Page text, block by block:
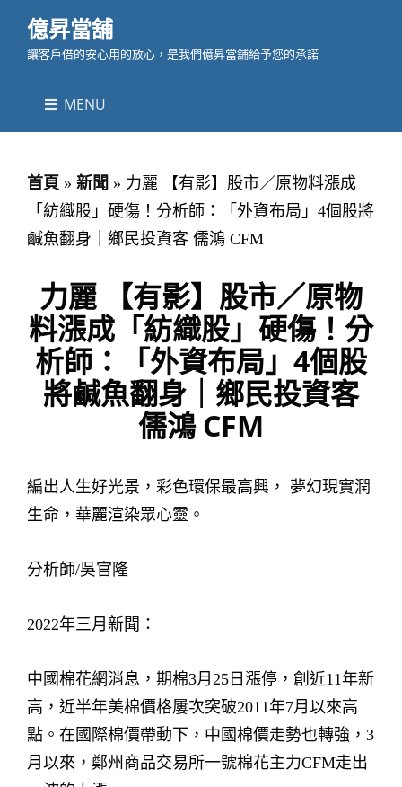
億昇當舖
讓客戶借的安心用的放心，是我們億昇當舖給予您的承諾
MENU
首頁 » 新聞 » 力麗 【有影】股市／原物料漲成
「紡織股」硬傷！分析師：「外資布局」4個股將
鹹魚翻身｜鄉民投資客 儒鴻 CFM
力麗 【有影】股市／原物
料漲成「紡織股」硬傷！分
析師：「外資布局」4個股
將鹹魚翻身｜鄉民投資客
儒鴻 CFM
編出人生好光景，彩色環保最高興， 夢幻現實潤
生命，華麗渲染眾心靈。
分析師/吳官隆
2022年三月新聞：
中國棉花網消息，期棉3月25日漲停，創近11年新
高，近半年美棉價格屢次突破2011年7月以來高
點。在國際棉價帶動下，中國棉價走勢也轉強，3
月以來，鄭州商品交易所一號棉花主力CFM走出